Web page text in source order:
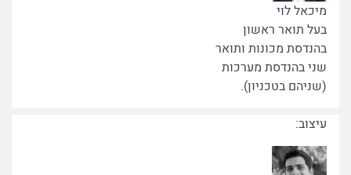
מיכאל לוי
בעל תואר ראשון
בהנדסת מכונות ותואר
שני בהנדסת מערכות
(שניהם בטכניון).
עיצוב: